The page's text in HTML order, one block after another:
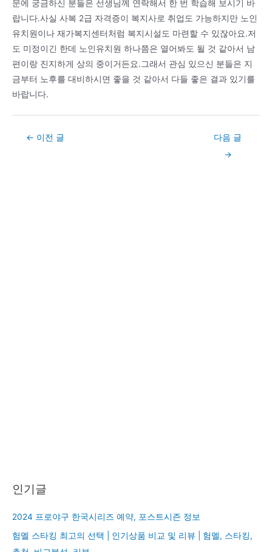
문에 궁금하신 분들은 선생님께 연락해서 한 번 학습해 보시기 바
랍니다.사실 사복 2급 자격증이 복지사로 취업도 가능하지만 노인
유치원이나 재가복지센터처럼 복지시설도 마련할 수 있잖아요.저
도 미정이긴 한데 노인유치원 하나쯤은 열어봐도 될 것 같아서 남
편이랑 진지하게 상의 중이거든요.그래서 관심 있으신 분들은 지
금부터 노후를 대비하시면 좋을 것 같아서 다들 좋은 결과 있기를
바랍니다.
Post← 이전 글
다음 글
→
인기글
2024 프로야구 한국시리즈 예약, 포스트시즌 정보
험멜 스타킹 최고의 선택 | 인기상품 비교 및 리뷰 | 험멜, 스타킹,